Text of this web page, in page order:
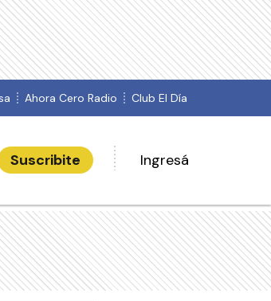
Ahora Cero Radio Club El Día
Suscribite Ingresá